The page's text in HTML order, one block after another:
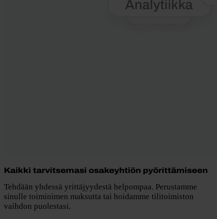
Kaikki tarvitsemasi osakeyhtiön pyörittämiseen
Tehdään yhdessä yrittäjyydestä helpompaa. Perustamme
sinulle toiminimen maksutta tai hoidamme tilitoimiston
vaihdon puolestasi.